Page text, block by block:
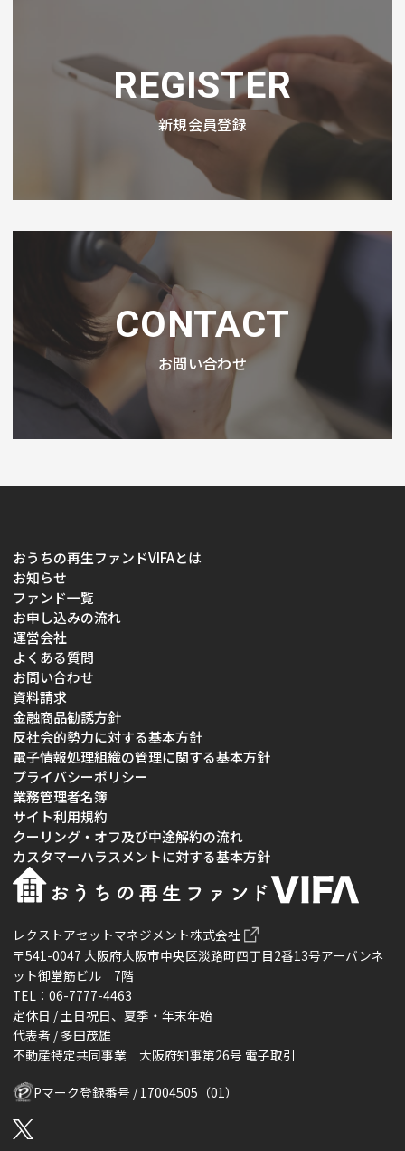
REGISTER
新規会員登録
CONTACT
お問い合わせ
レクストアセットマネジメント株式会社
〒541-0047 大阪府大阪市中央区淡路町四丁目2番13号アーバンネ
ット御堂筋ビル 7階
TEL：06-7777-4463
定休日 / 土日祝日、夏季・年末年始
代表者 / 多田茂雄
不動産特定共同事業 大阪府知事第26号 電子取引
Pマーク登録番号 / 17004505（01）
おうちの再生ファンドVIFAとは
お知らせ
ファンド一覧
お申し込みの流れ
運営会社
よくある質問
お問い合わせ
資料請求
金融商品勧誘方針
反社会的勢力に対する基本方針
電子情報処理組織の管理に関する基本方針
プライバシーポリシー
業務管理者名簿
サイト利用規約
クーリング・オフ及び中途解約の流れ
カスタマーハラスメントに対する基本方針